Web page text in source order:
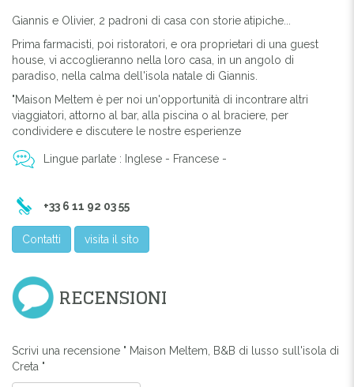
Giannis e Olivier, 2 padroni di casa con storie atipiche...
Prima farmacisti, poi ristoratori, e ora proprietari di una guest
house, vi accoglieranno nella loro casa, in un angolo di
paradiso, nella calma dell'isola natale di Giannis.
"Maison Meltem è per noi un'opportunità di incontrare altri
viaggiatori, attorno al bar, alla piscina o al braciere, per
condividere e discutere le nostre esperienze
Lingue parlate : Inglese - Francese -
+33 6 11 92 03 55
Contatti visita il sito
RECENSIONI
Scrivi una recensione " Maison Meltem, B&B di lusso sull'isola di
Creta "